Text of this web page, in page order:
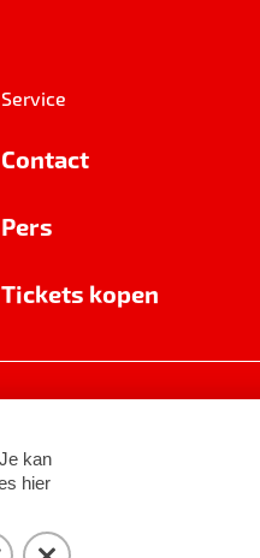
Service
Contact
Pers
Tickets kopen